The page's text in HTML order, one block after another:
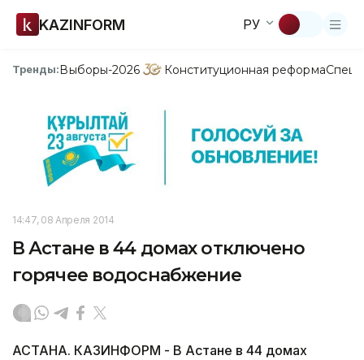
KAZINFORM РУ
Тренды:Выборы-2026 Конституционная реформа
14:47, 08 Апреля 2014
В Астане в 44 домах отключено
горячее водоснабжение
АСТАНА. КАЗИНФОРМ - В Астане в 44 домах